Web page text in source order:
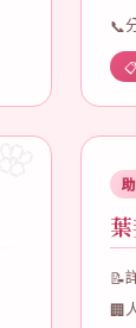
📞
📝
🏢